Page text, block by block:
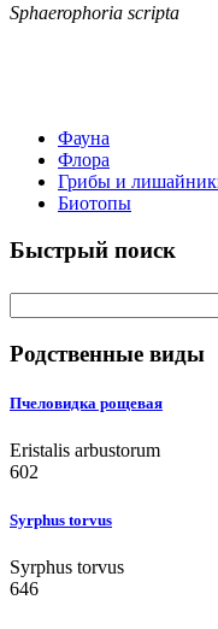
Sphaerophoria scripta
Фауна
Флора
Грибы и
Биотопы
Быстрый поиск
Родственные виды
Пчеловидка рощевая
Eristalis arbustorum
602
Syrphus torvus
Syrphus torvus
646